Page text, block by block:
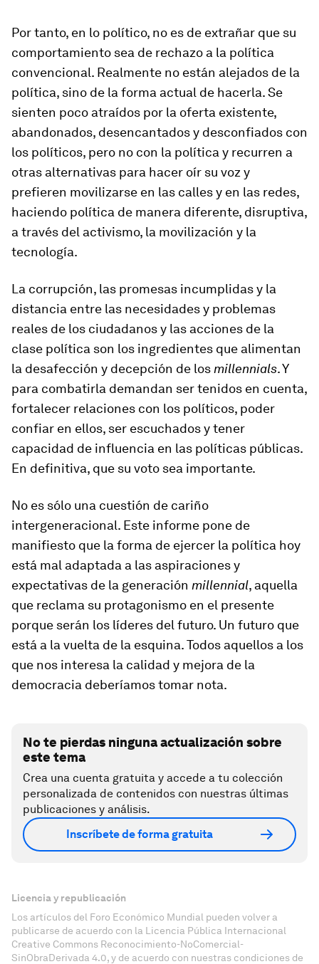
Por tanto, en lo político, no es de extrañar que su
comportamiento sea de rechazo a la política
convencional. Realmente no están alejados de la
política, sino de la forma actual de hacerla. Se
sienten poco atraídos por la oferta existente,
abandonados, desencantados y desconfiados con
los políticos, pero no con la política y recurren a
otras alternativas para hacer oír su voz y
prefieren movilizarse en las calles y en las redes,
haciendo política de manera diferente, disruptiva,
a través del activismo, la movilización y la
tecnología.
La corrupción, las promesas incumplidas y la
distancia entre las necesidades y problemas
reales de los ciudadanos y las acciones de la
clase política son los ingredientes que alimentan
la desafección y decepción de los millennials. Y
para combatirla demandan ser tenidos en cuenta,
fortalecer relaciones con los políticos, poder
confiar en ellos, ser escuchados y tener
capacidad de influencia en las políticas públicas.
En definitiva, que su voto sea importante.
No es sólo una cuestión de cariño
intergeneracional. Este informe pone de
manifiesto que la forma de ejercer la política hoy
está mal adaptada a las aspiraciones y
expectativas de la generación millennial, aquella
que reclama su protagonismo en el presente
porque serán los líderes del futuro. Un futuro que
está a la vuelta de la esquina. Todos aquellos a los
que nos interesa la calidad y mejora de la
democracia deberíamos tomar nota.
No te pierdas ninguna actualización sobre
este tema
Crea una cuenta gratuita y accede a tu colección
personalizada de contenidos con nuestras últimas
publicaciones y análisis.
Inscríbete de forma gratuita
Licencia y republicación
Los artículos del Foro Económico Mundial pueden volver a
publicarse de acuerdo con la Licencia Pública Internacional
Creative Commons Reconocimiento-NoComercial-
SinObraDerivada 4.0, y de acuerdo con nuestras condiciones de